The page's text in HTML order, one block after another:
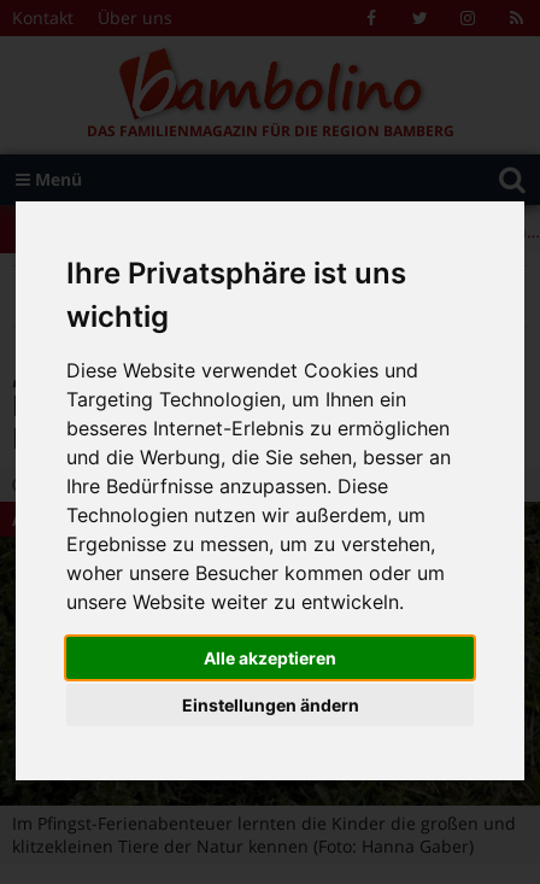
Ihre Privatsphäre ist uns
wichtig
Diese Website verwendet Cookies und
Targeting Technologien, um Ihnen ein
besseres Internet-Erlebnis zu ermöglichen
und die Werbung, die Sie sehen, besser an
Ihre Bedürfnisse anzupassen. Diese
Technologien nutzen wir außerdem, um
Ergebnisse zu messen, um zu verstehen,
woher unsere Besucher kommen oder um
unsere Website weiter zu entwickeln.
Alle akzeptieren
Einstellungen ändern
Zum Inhalt springen
Kontakt Über uns FacebookTwitter
DAS FAMILIENMAGAZIN FÜR DIE REGION BAMBERG
Menü
Suche
nach:
+++ Leolingo: Englischcamp mit Muttersprachlern – auch in Bamberg! +++
Bambolino>Magazin>Aktuelles>
„Raus auf die Wiese!“ – Das
Ferienabenteuer im
Bauernmuseum Bamberger Land
7.06.2021 17:00 | Bambolino-Redaktion |
Aktuelles
Im Pfingst-Ferienabenteuer lernten die Kinder die großen und
klitzekleinen Tiere der Natur kennen (Foto: Hanna Gaber)